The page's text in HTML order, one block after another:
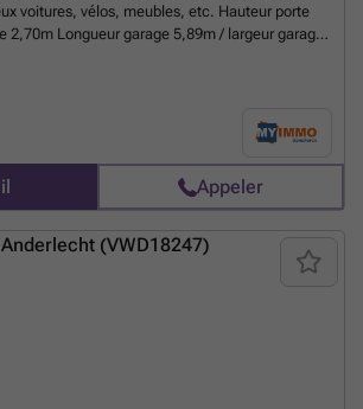
voitures, vélos, meubles, etc. Hauteur porte
2,70m Longueur garage 5,89m / largeur garage
Appeler